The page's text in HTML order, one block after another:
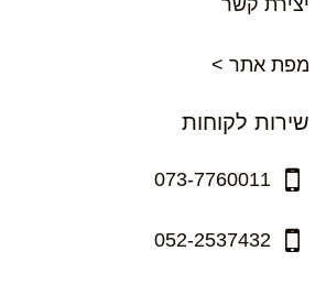
יצירת קשר
מפת אתר >
שירות לקוחות
073-7760011
052-2537432